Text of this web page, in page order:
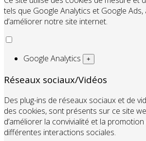
tels que Google Analytics et Google Ads,
d’améliorer notre site internet.
Google Analytics +
Réseaux sociaux/Vidéos
Des plug-ins de réseaux sociaux et de
des cookies, sont présents sur ce site
d’améliorer la convivialité et la
différentes interactions sociales.